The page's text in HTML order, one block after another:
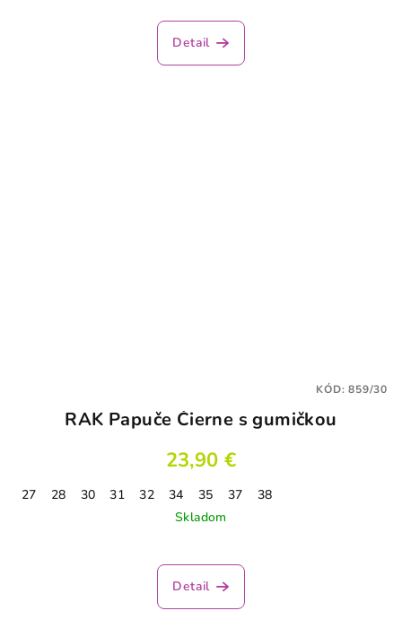
Detail
RAK Papuče Čierne s gumičkou
23,90 €
27 28 30 31 32 34 35 37
38
Skladom
Detail
KÓD:859/30